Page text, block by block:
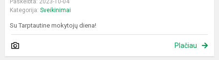
Kategorija: Sveikinimai
Su Tarptautine mokytojų diena!
Plačiau